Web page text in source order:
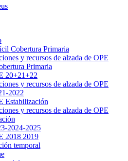
Cobertura Primaria
y recursos de alzada de OPE
Primaria
20+21+22
y recursos de alzada de OPE
2022
Estabilización
y recursos de alzada de OPE
2024-2025
2018 2019
temporal